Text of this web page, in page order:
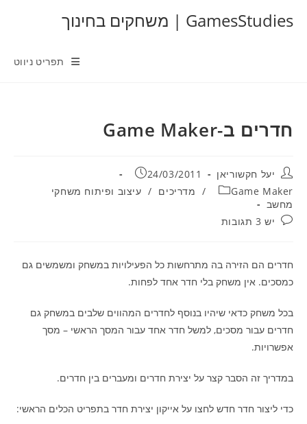
GamesStudies | משחקים בחינוך
תפריט ניווט
חדרים ב-Game Maker
מחבר:יעל חקשוריאן פורסם:
24/03/2011
קטגוריה:
Game Maker
/ מדריכים / עיצוב ופיתוח משחקי
מחשב
תגובות:
יש 3 תגובות
חדרים הם הזירה בה מתרחשות כל הפעילויות במשחק ומשמשים גם
כמסכים. אין משחק בלי חדר אחד לפחות.
בכל משחק כדאי שיהיו בנוסף לחדרים המהווים שלבים במשחק גם
חדרים עבור מסכים, למשל חדר אחד עבור המסך הראשי – מסך
אפשרויות.
במדריך זה הסבר קצר על יצירת חדרים ומעברים בין חדרים.
כדי ליצור חדר חדש לחצו על אייקון יצירת חדר בתפריט הכלים הראשי: